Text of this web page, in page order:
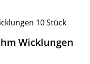
Wicklungen